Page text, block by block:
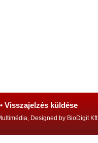
• Visszajelzés küldése
Designed by BioDigit